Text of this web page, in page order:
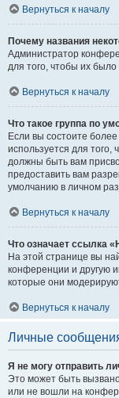
Вернуться к началу
Почему названия
Администратор
для того, чтобы их было
Вернуться к началу
Что такое группа по
Если вы состоите
используется для того,
должны быть вам
предоставить вам
умолчанию в личном
Вернуться к началу
Что означает ссылка
На этой странице вы
конференции и другую
которые они
Вернуться к началу
Личные
Я не могу отправить
Это может быть
или не вошли на